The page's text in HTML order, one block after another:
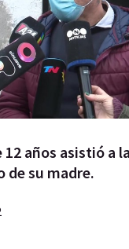
12 años asistió a
de su madre.